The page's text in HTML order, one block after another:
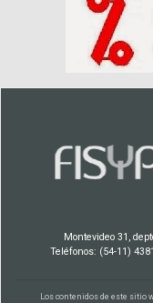
Montevideo 31,
Teléfonos: (54-11)
Los contenidos de este sitio